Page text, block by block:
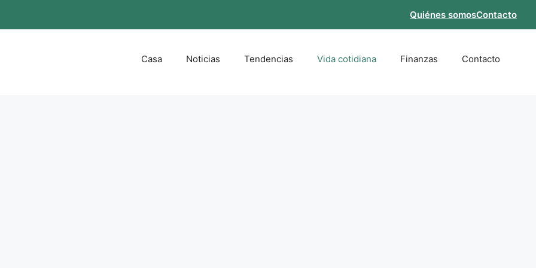
Quiénes somosContacto
Casa Noticias Tendencias Vida cotidiana Finanzas Contacto